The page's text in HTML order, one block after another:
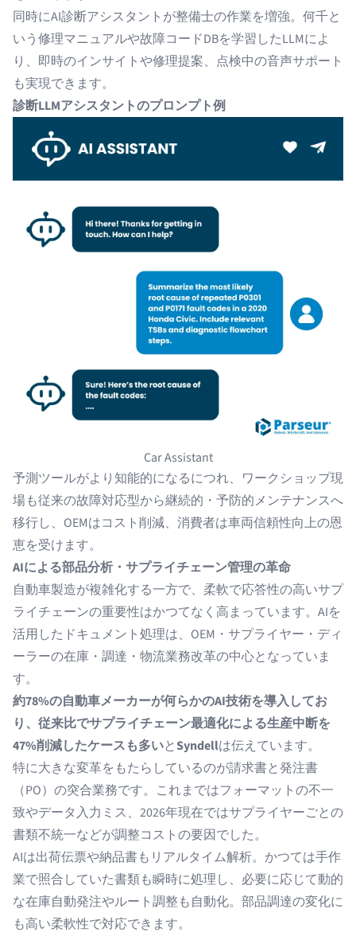
同時にAI診断アシスタントが整備士の作業を増強。何千と
いう修理マニュアルや故障コードDBを学習したLLMによ
り、即時のインサイトや修理提案、点検中の音声サポート
も実現できます。
診断LLMアシスタントのプロンプト例
Car Assistant
予測ツールがより知能的になるにつれ、ワークショップ現
場も従来の故障対応型から継続的・予防的メンテナンスへ
移行し、OEMはコスト削減、消費者は車両信頼性向上の恩
恵を受けます。
AIによる部品分析・サプライチェーン管理の革命
自動車製造が複雑化する一方で、柔軟で応答性の高いサプ
ライチェーンの重要性はかつてなく高まっています。AIを
活用したドキュメント処理は、OEM・サプライヤー・ディ
ーラーの在庫・調達・物流業務改革の中心となっていま
す。
約78%の自動車メーカーが何らかのAI技術を導入してお
り、従来比でサプライチェーン最適化による生産中断を
47%削減したケースも多いとSyndellは伝えています。
特に大きな変革をもたらしているのが請求書と発注書
（PO）の突合業務です。これまではフォーマットの不一
致やデータ入力ミス、2026年現在ではサプライヤーごとの
書類不統一などが調整コストの要因でした。
AIは出荷伝票や納品書もリアルタイム解析。かつては手作
業で照合していた書類も瞬時に処理し、必要に応じて動的
な在庫自動発注やルート調整も自動化。部品調達の変化に
も高い柔軟性で対応できます。